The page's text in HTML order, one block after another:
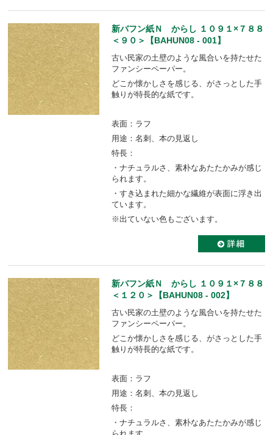
新バフン紙Ｎ からし １０９１×７８８
＜９０＞【BAHUN08 - 001】
古い民家の土壁のような風合いを持たせた
ファンシーペーパー。
どこか懐かしさを感じる、がさっとした手
触りが特長的な紙です。
表面：ラフ
用途：名刺、本の見返し
特長：
・ナチュラルさ、素朴なあたたかみが感じ
られます。
・すき込まれた細かな繊維が表面に浮き出
ています。
※出ていない色もございます。
新バフン紙Ｎ からし １０９１×７８８
＜１２０＞【BAHUN08 - 002】
古い民家の土壁のような風合いを持たせた
ファンシーペーパー。
どこか懐かしさを感じる、がさっとした手
触りが特長的な紙です。
表面：ラフ
用途：名刺、本の見返し
特長：
・ナチュラルさ、素朴なあたたかみが感じ